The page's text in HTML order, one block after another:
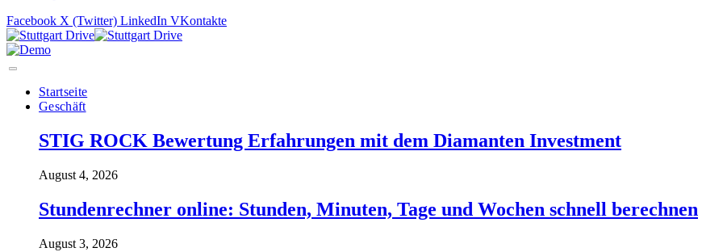
Facebook X (Twitter) LinkedIn VKontakte
Startseite
Geschäft
STIG ROCK Bewertung Erfahrungen mit dem Diamanten Investment
August 4, 2026
Stundenrechner online: Stunden, Minuten, Tage und Wochen schnell berechnen
August 3, 2026